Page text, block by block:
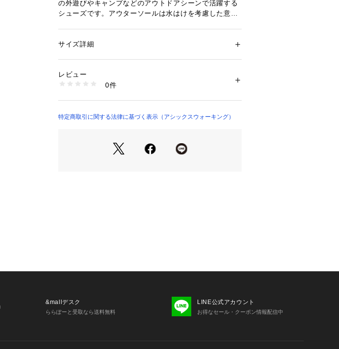
の外遊びやキャンプなどのアウトドアシーンで活躍する
シューズです。アウターソールは水はけを考慮した意匠
効果のあるシャインアップと、汗をすばやく吸収・拡散
ッシュ。つま先部分とかかと部が覆われたデザインで、
真冬以外の3シーズンに活用できるアイテムです。※濡れ
性別：キッズ・ベビー
商品番号：
1144A431-001 （ショップ）
サイズ詳細
レビュー
0件
特定商取引に関する法律に基づく表示（アシックスウォーキング）
&mallデスク
ららぽーと受取なら送料無料
LINE公式アカウント
お得なセール・クーポン情報配信中